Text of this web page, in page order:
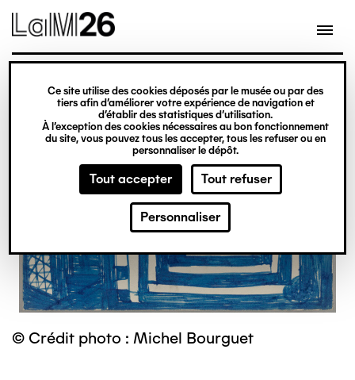
Gestion des cookies
Ce site utilise des cookies déposés par le musée ou par des
tiers afin d’améliorer votre expérience de navigation et
d’établir des statistiques d’utilisation.
À l’exception des cookies nécessaires au bon fonctionnement
du site, vous pouvez tous les accepter, tous les refuser ou en
personnaliser le dépôt.
Tout accepter Tout refuser
Personnaliser
contenu
© Crédit photo : Michel Bourguet